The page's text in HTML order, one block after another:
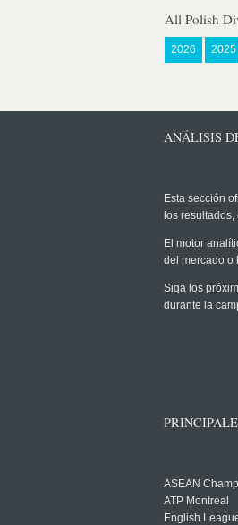
All Polish
2026 2025
ANÁLISIS
Esta sección
los
El motor
del mercado o
Siga los
durante la
ASEAN
ATP Montreal
English